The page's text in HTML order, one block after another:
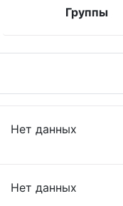
Группы
Нет данных
Нет данных